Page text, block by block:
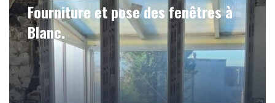
Fourniture et pose des fenêtres à
Blanc.